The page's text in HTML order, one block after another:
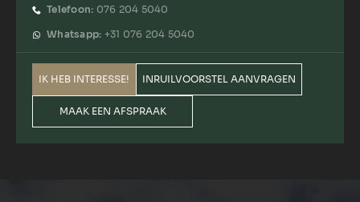
Telefoon: 076 204 5040
Whatsapp: +31 076 204 5040
IK HEB INTERESSE! INRUILVOORSTEL AANVRAGEN
MAAK EEN AFSPRAAK